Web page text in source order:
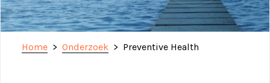
Home > Onderzoek > Preventive Health